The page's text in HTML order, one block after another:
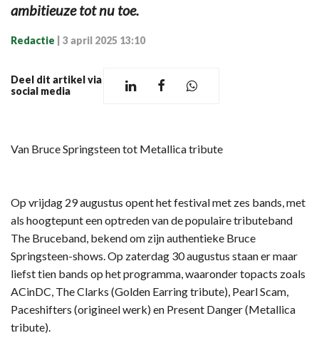
ambitieuze tot nu toe.
Redactie 3 april 2025 13:10
Deel dit artikel via
social media
Van Bruce Springsteen tot Metallica tribute
Op vrijdag 29 augustus opent het festival met zes bands, met
als hoogtepunt een optreden van de populaire tributeband
The Bruceband, bekend om zijn authentieke Bruce
Springsteen-shows. Op zaterdag 30 augustus staan er maar
liefst tien bands op het programma, waaronder topacts zoals
ACinDC, The Clarks (Golden Earring tribute), Pearl Scam,
Paceshifters (origineel werk) en Present Danger (Metallica
tribute).